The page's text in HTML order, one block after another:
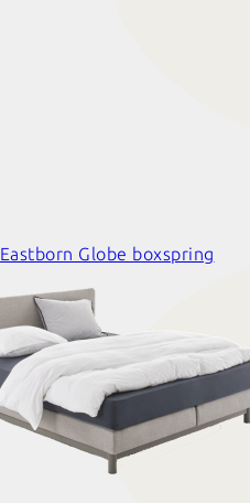
Eastborn Globe boxspring